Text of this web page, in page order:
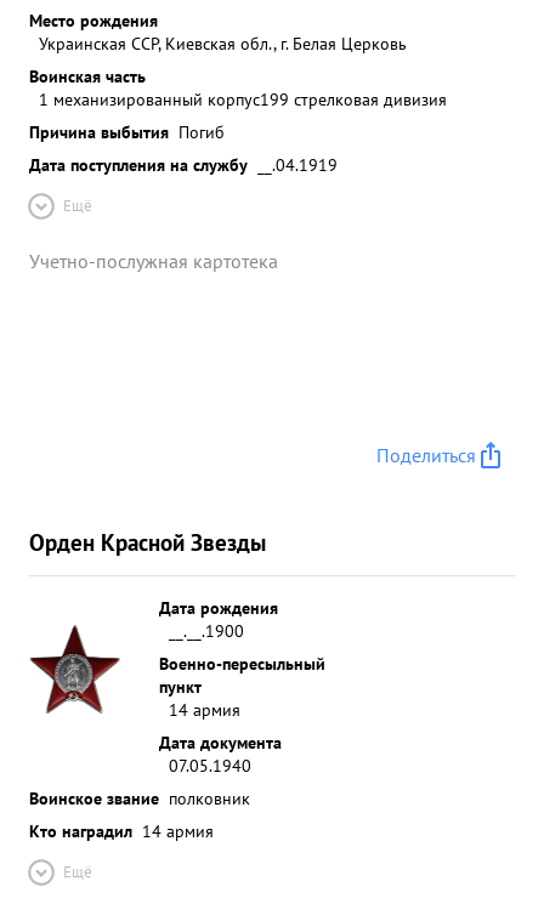
Место рождения
Украинская ССР, Киевская обл., г. Белая Церковь
Воинская часть
1 механизированный корпус199 стрелковая дивизия
Причина выбытия Погиб
Дата поступления на службу
__.04.1919
Ещё
Учетно-послужная картотека
Поделиться
Орден Красной Звезды
Дата рождения
__.__.1900
Военно-пересыльный
пункт
14 армия
Дата документа
07.05.1940
Воинское звание полковник
Кто наградил 14 армия
Ещё